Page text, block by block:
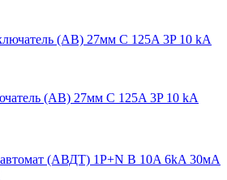
(АВ) 27мм C 125A 3P 10 kA